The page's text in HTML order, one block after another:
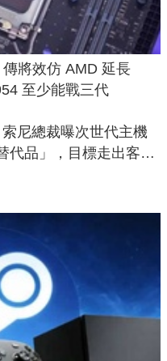
將效仿 AMD 延長
至少能戰三代
尼總裁曝次世代主機
代品」，目標走出客
面